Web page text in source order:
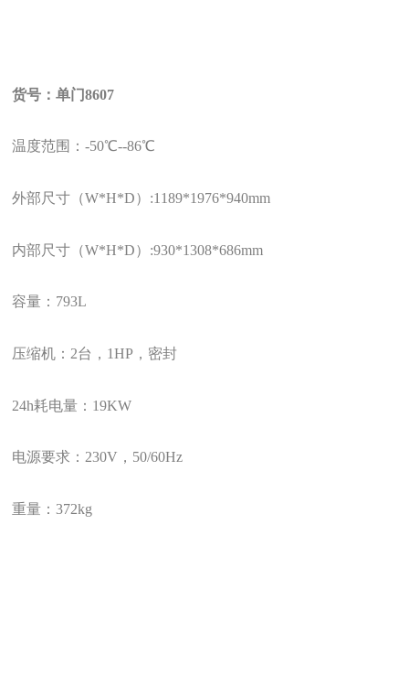
货号：单门8607
温度范围：-50℃--86℃
外部尺寸（W*H*D） :1189*1976*940mm
内部尺寸（W*H*D） :930*1308*686mm
容量： 793L
压缩机： 2台， 1HP ，密封
24h耗电量： 19KW
电源要求： 230V ， 50/60Hz
重量：372kg